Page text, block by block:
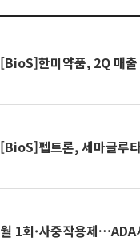
[BioS]한미약품, 2Q 매
[BioS]펩트론, 세마글루
월 1회·사중작용제